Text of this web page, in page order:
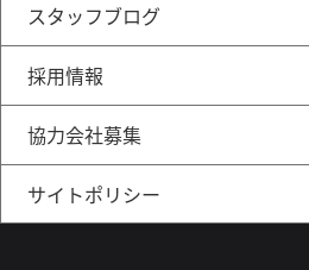
スタッフブログ
採用情報
協力会社募集
サイトポリシー